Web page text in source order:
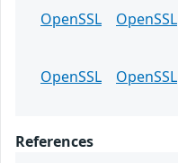
OpenSSL
OpenSSL
OpenSSL
OpenSSL
References